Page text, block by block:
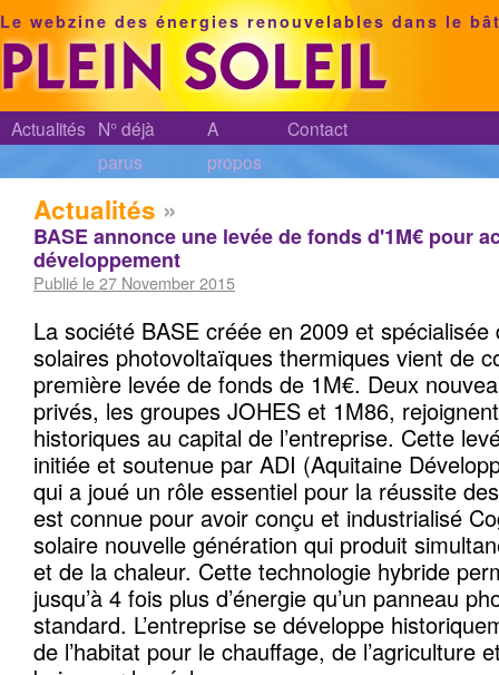
Le webzine des énergies renouvelables dans le
Actualités N° déjà
parus
A
propos
Contact
Actualités »
BASE annonce une levée de fonds d'1M€ pour
développement
Publié le 27 November 2015
La société BASE créée en 2009 et
solaires photovoltaïques thermiques vient de
première levée de fonds de 1M€. Deux
privés, les groupes JOHES et 1M86,
historiques au capital de l’entreprise. Cette
initiée et soutenue par ADI (Aquitaine
qui a joué un rôle essentiel pour la réussite
est connue pour avoir conçu et industrialisé
solaire nouvelle génération qui produit
et de la chaleur. Cette technologie hybride
jusqu’à 4 fois plus d’énergie qu’un panneau
standard. L’entreprise se développe
de l’habitat pour le chauffage, de l’agriculture